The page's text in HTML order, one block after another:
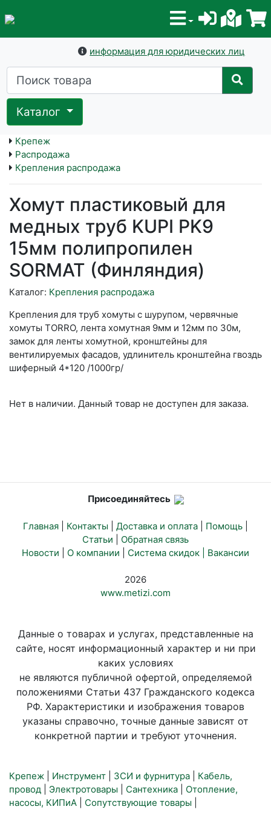
информация для юридических лиц
Каталог
Крепеж
Распродажа
Крепления распродажа
Хомут пластиковый для
медных труб KUPI PK9
15мм полипропилен
SORMAT (Финляндия)
Каталог: Крепления распродажа
Крепления для труб хомуты с шурупом, червячные
хомуты TORRO, лента хомутная 9мм и 12мм по 30м,
замок для ленты хомутной, кронштейны для
вентилируемых фасадов, удлинитель кронштейна гвоздь
шиферный 4*120 /1000гр/
Нет в наличии. Данный товар не доступен для заказа.
Присоединяйтесь
Главная Контакты Доставка и оплата Помощь
Статьи
Обратная связь
Новости
О компании Система скидок | Вакансии
2026
www.metizi.com
Данные о товарах и услугах, представленные на
сайте, носят информационный характер и ни при
каких условиях
не являются публичной офертой, определяемой
положениями Статьи 437 Гражданского кодекса
РФ. Характеристики и изображения товаров
указаны справочно, точные данные зависят от
конкретной партии и требуют уточнения.
Крепеж Инструмент ЗСИ и фурнитура
Кабель,
провод
Электротовары Сантехника
Отопление,
насосы, КИПиА
Сопутствующие товары